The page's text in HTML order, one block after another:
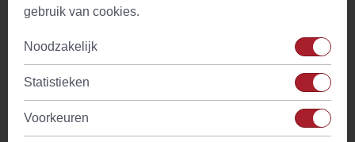
Bij traditionele Chinese geneeskunde (TCM) wordt meestal
een afkooksel gemaakt om de werkzame stoffen uit kruiden
optimaal te benutten. Vaak worden de kruiden twee keer
gekookt voor een krachtiger extract en vooraf een uur in
water geweekt. Hieronder vind je de instructies voor de
bereiding van gember (Lat: Zingiberis Rhizoma; TCM: gan
jiang).
gebruik van cookies.
Noodzakelijk
Statistieken
Voorkeuren